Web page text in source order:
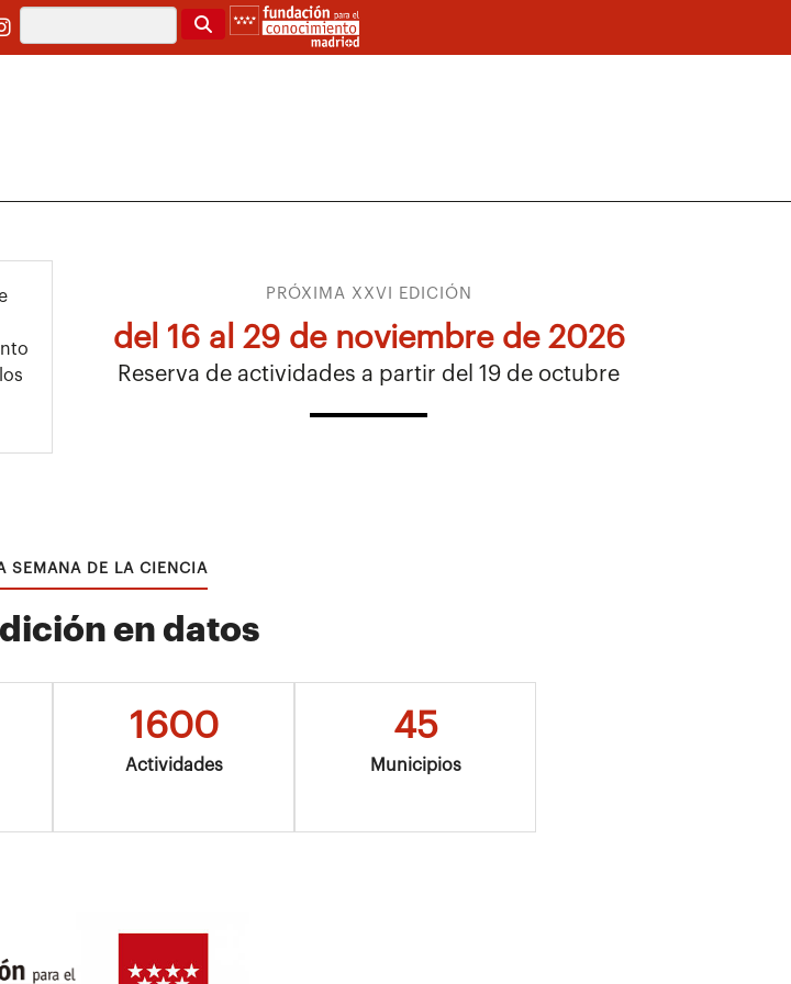
Buscar
PRÓXIMA XXVI EDICIÓN
del 16 al 29 de noviembre de 2026
Reserva de actividades a partir del 19 de octubre
SEMANA DE LA CIENCIA
en datos
1600
Actividades
45
Municipios